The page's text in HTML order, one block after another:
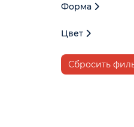
Форма
Цвет
Сбросить